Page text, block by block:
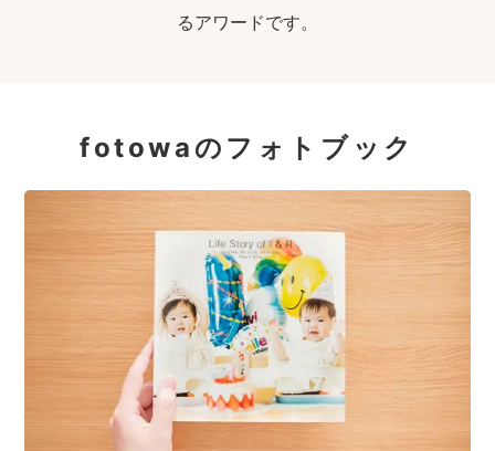
るアワードです。
fotowaのフォトブック